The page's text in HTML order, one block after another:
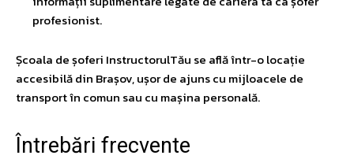
profesionist.
Școala de șoferi InstructorulTău se află într-o locație
accesibilă din Brașov, ușor de ajuns cu mijloacele de
transport în comun sau cu mașina personală.
Întrebări frecvente